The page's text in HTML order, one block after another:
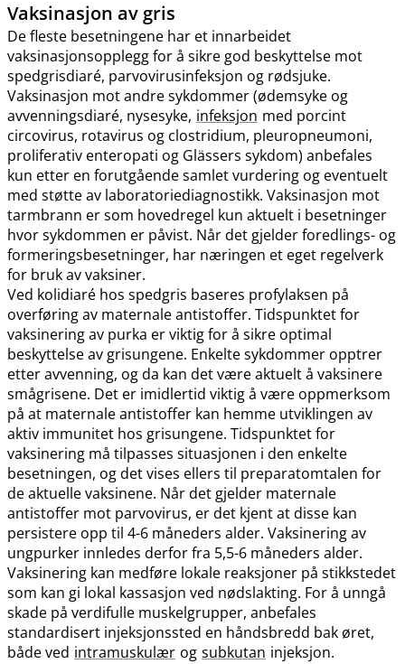
Vaksinasjon av gris
De fleste besetningene har et innarbeidet
vaksinasjonsopplegg for å sikre god beskyttelse mot
spedgrisdiaré, parvovirusinfeksjon og rødsjuke.
Vaksinasjon mot andre sykdommer (ødemsyke og
avvenningsdiaré, nysesyke, infeksjon med porcint
circovirus, rotavirus og clostridium, pleuropneumoni,
proliferativ enteropati og Glässers sykdom) anbefales
kun etter en forutgående samlet vurdering og eventuelt
med støtte av laboratoriediagnostikk. Vaksinasjon mot
tarmbrann er som hovedregel kun aktuelt i besetninger
hvor sykdommen er påvist. Når det gjelder foredlings- og
formeringsbesetninger, har næringen et eget regelverk
for bruk av vaksiner.
Ved kolidiaré hos spedgris baseres profylaksen på
overføring av maternale antistoffer. Tidspunktet for
vaksinering av purka er viktig for å sikre optimal
beskyttelse av grisungene. Enkelte sykdommer opptrer
etter avvenning, og da kan det være aktuelt å vaksinere
smågrisene. Det er imidlertid viktig å være oppmerksom
på at maternale antistoffer kan hemme utviklingen av
aktiv immunitet hos grisungene. Tidspunktet for
vaksinering må tilpasses situasjonen i den enkelte
besetningen, og det vises ellers til preparatomtalen for
de aktuelle vaksinene. Når det gjelder maternale
antistoffer mot parvovirus, er det kjent at disse kan
persistere opp til 4-6 måneders alder. Vaksinering av
ungpurker innledes derfor fra 5,5-6 måneders alder.
Vaksinering kan medføre lokale reaksjoner på stikkstedet
som kan gi lokal kassasjon ved nødslakting. For å unngå
skade på verdifulle muskelgrupper, anbefales
standardisert injeksjonssted en håndsbredd bak øret,
både ved intramuskulær og subkutan injeksjon.